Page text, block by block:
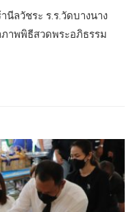
นีลวัชระ ร.ร.วัดบางนาง
ภาพพิธีสวดพระอภิธรรม